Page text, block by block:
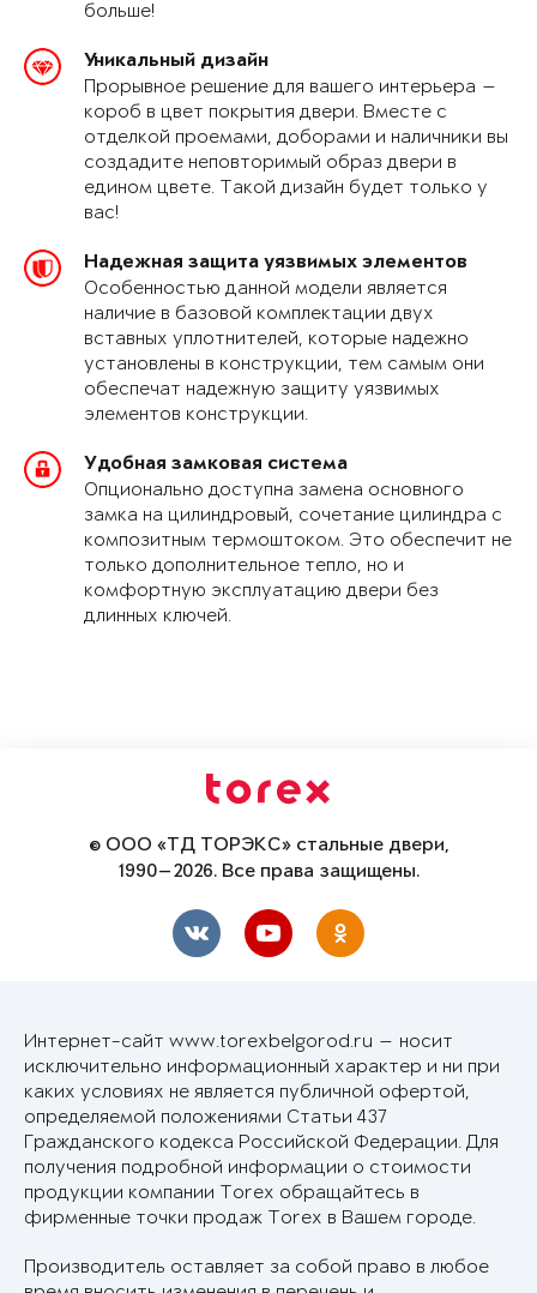
больше!
Уникальный дизайн
Прорывное решение для вашего интерьера —
короб в цвет покрытия двери. Вместе с
отделкой проемами, доборами и наличники вы
создадите неповторимый образ двери в
едином цвете. Такой дизайн будет только у
вас!
Надежная защита уязвимых элементов
Особенностью данной модели является
наличие в базовой комплектации двух
вставных уплотнителей, которые надежно
установлены в конструкции, тем самым они
обеспечат надежную защиту уязвимых
элементов конструкции.
Удобная замковая система
Опционально доступна замена основного
замка на цилиндровый, сочетание цилиндра с
композитным термоштоком. Это обеспечит не
только дополнительное тепло, но и
комфортную эксплуатацию двери без
длинных ключей.
© ООО «ТД ТОРЭКС» стальные двери,
1990—2026. Все права защищены.
Интернет-сайт www.torexbelgorod.ru — носит
исключительно информационный характер и ни при
каких условиях не является публичной офертой,
определяемой положениями Статьи 437
Гражданского кодекса Российской Федерации. Для
получения подробной информации о стоимости
продукции компании Torex обращайтесь в
фирменные точки продаж Torex в Вашем городе.
Производитель оставляет за собой право в любое